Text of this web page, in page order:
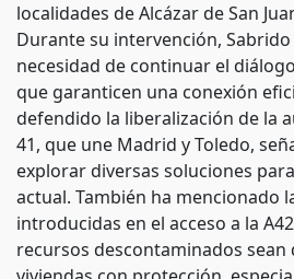
localidades de Alcázar de San
Durante su intervención,
necesidad de continuar el
que garanticen una conexión
defendido la liberalización de la
41, que une Madrid y Toledo,
explorar diversas soluciones
actual. También ha mencionado
introducidas en el acceso a la
recursos descontaminados sean